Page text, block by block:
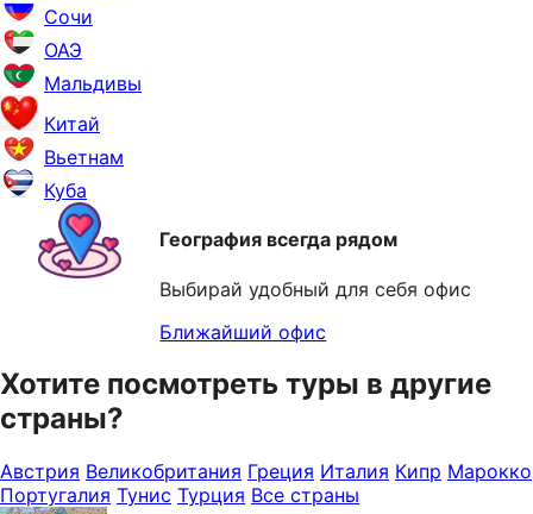
Сочи
ОАЭ
Мальдивы
Китай
Вьетнам
Куба
География всегда рядом
Выбирай удобный для себя офис
Ближайший офис
Хотите посмотреть туры в другие
страны?
Австрия Великобритания Греция Италия Кипр Марокко
Португалия Тунис Турция Все страны